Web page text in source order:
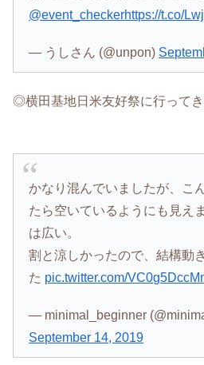
@event_checkerhttps://t.co/
— うしさん (@unpon)
◎横田基地日米友好祭に行って
かなり混んでいましたが、こ
たら空いているようにも見え
は広い。
割と涼しかったので、結構動
た pic.twitter.com/
— minimal_beginner
September 14, 2019